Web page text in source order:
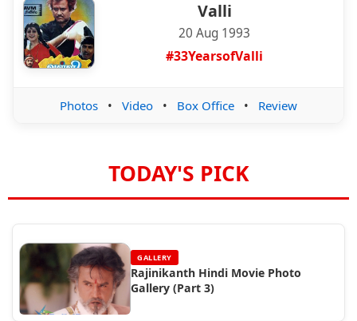
Valli
20 Aug 1993
#33YearsofValli
Photos • Video • Box Office • Review
TODAY'S PICK
GALLERY
Rajinikanth Hindi Movie Photo
Gallery (Part 3)